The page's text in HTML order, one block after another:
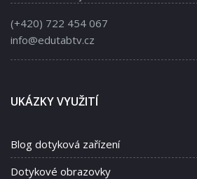
(+420) 722 454 067
info@edutabtv.cz
UKÁZKY VYUŽITÍ
Blog dotyková zařízení
Dotykové obrazovky